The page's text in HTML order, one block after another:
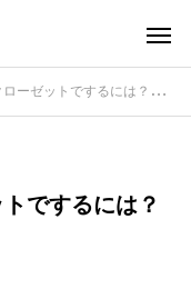
トでするには？型崩れを防ぐコツ
でするには？